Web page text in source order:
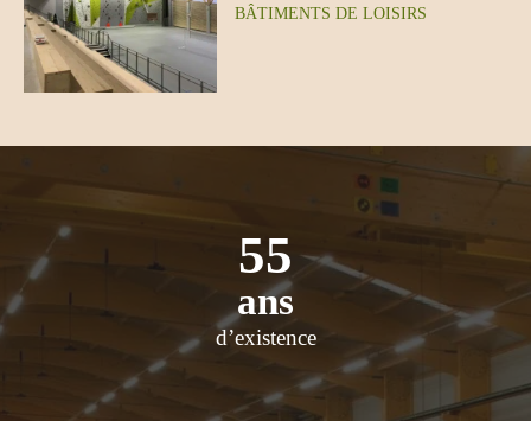
BÂTIMENTS DE LOISIRS
55
ans
d’existence